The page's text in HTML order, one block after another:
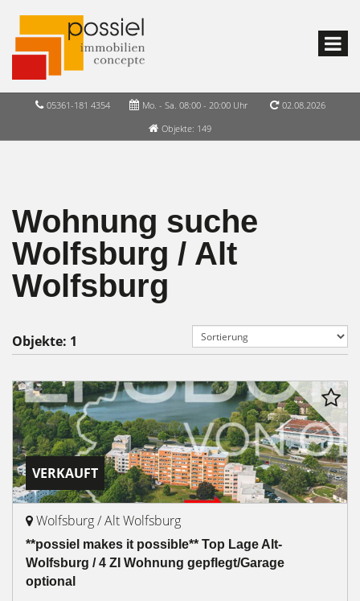
05361-181 4354 Mo. - Sa. 08:00 - 20:00 Uhr
02.08.2026
Objekte: 149
Wohnung suche
Wolfsburg / Alt
Wolfsburg
Objekte: 1
VERKAUFT
Wolfsburg / Alt Wolfsburg
**possiel makes it possible** Top Lage Alt-
Wolfsburg / 4 ZI Wohnung gepflegt/Garage
optional